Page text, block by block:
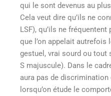
qui le sont devenus au
Cela veut dire qu’ils ne
LSF), qu’ils ne
que l’on appelait autrefois
gestuel, vrai sourd ou tout
S majuscule). Dans le
aura pas de discrimination
lorsqu’on étude le